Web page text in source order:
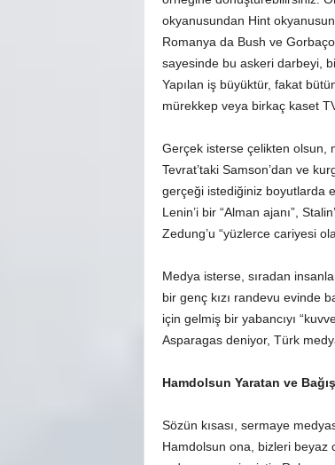
okyanusundan Hint
Romanya da Bush ve
sayesinde bu askeri darbeyi,
Yapılan iş büyüktür, fakat
mürekkep veya birkaç kaset
Gerçek isterse çelikten olsun,
Tevrat’taki Samson’dan ve
gerçeği istediğiniz boyutlarda
Lenin’i bir “Alman ajanı”,
Zedung’u “yüzlerce cariyesi
Medya isterse, sıradan
bir genç kızı randevu evinde
için gelmiş bir yabancıyı
Asparagas deniyor, Türk
Hamdolsun Yaratan ve
Sözün kısası, sermaye
Hamdolsun ona, bizleri beyaz